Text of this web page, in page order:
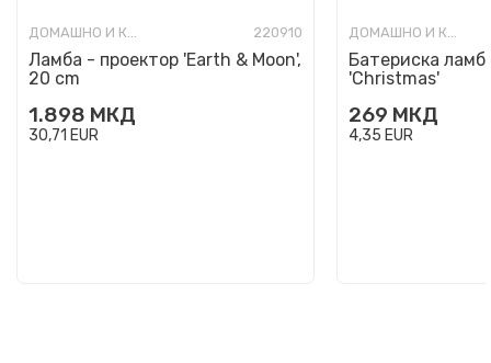
ДОМАШНО И КАНЦЕЛАРИСКО ОСВЕТЛУВАЊЕ 220910
Ламба - проектор 'Earth & Moon',
20 cm
1.898 МКД
30,71 EUR
ДОМАШНО И КАНЦЕЛАРИСКО ОСВЕТЛУВАЊЕ
Батериска
'Christmas'
269 МКД
4,35 EUR